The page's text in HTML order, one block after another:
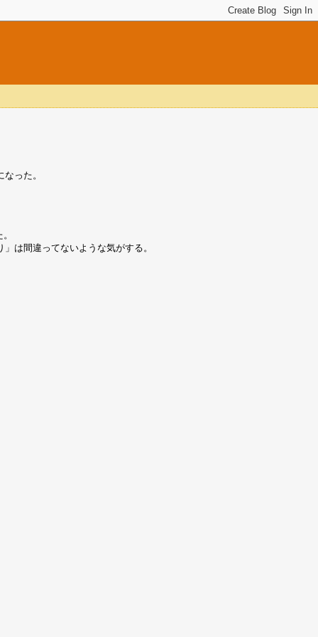
った。
は間違ってないような気がする。